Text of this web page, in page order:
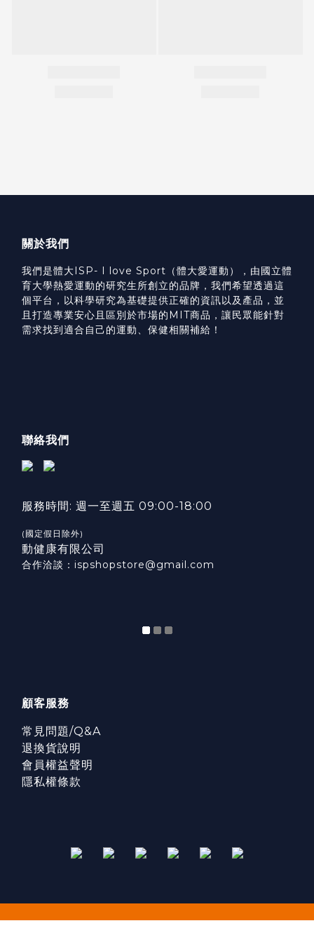
關於我們
我們是體大ISP- I love Sport（體大愛運動），由國立體
育大學熱愛運動的研究生所創立的品牌，我們希望透過這
個平台，以科學研究為基礎提供正確的資訊以及產品，並
且打造專業安心且區別於市場的MIT商品，讓民眾能針對
需求找到適合自己的運動、保健相關補給！
聯絡我們
服務時間: 週一至週五 09:00-18:00
(國定假日除外)
動健康有限公司
合作洽談：ispshopstore@gmail.com
顧客服務
常見問題/Q&A
退換貨說明
會員權益聲明
隱私權條款